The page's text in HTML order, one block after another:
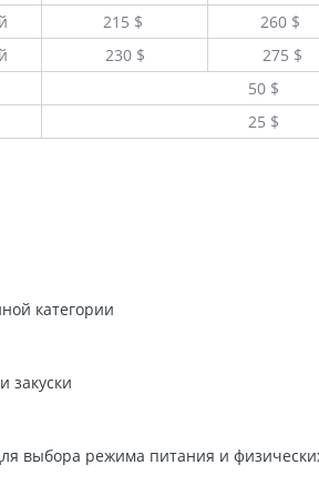
215 $
260 $
230 $
275 $
50 $
25 $
категории
закуски
выбора режима питания и